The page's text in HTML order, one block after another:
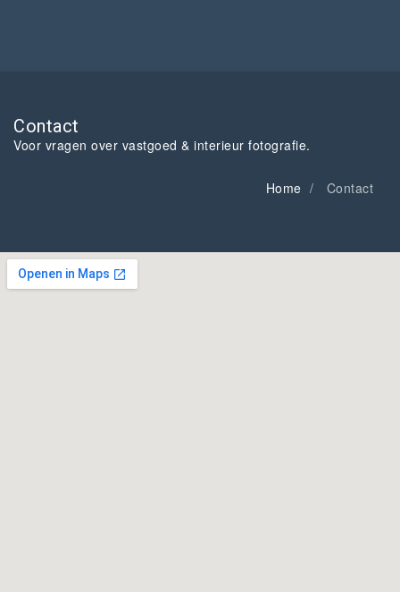
Contact
Voor vragen over vastgoed & interieur fotografie.
Home Contact